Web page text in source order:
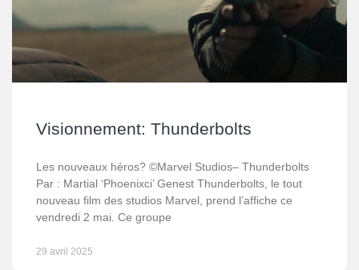
Visionnement: Thunderbolts
Les nouveaux héros? ©Marvel Studios– Thunderbolts
Par : Martial ‘Phoenixci’ Genest Thunderbolts, le tout
nouveau film des studios Marvel, prend l’affiche ce
vendredi 2 mai. Ce groupe
29 avril 2025